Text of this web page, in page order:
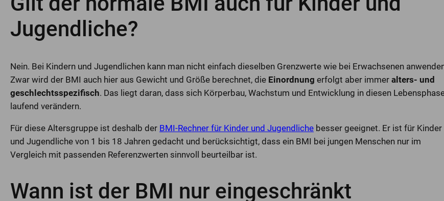
Jugendliche?
Nein. Bei Kindern und Jugendlichen kann man nicht einfach dieselben Grenzwerte wie bei Erwachsenen
Zwar wird der BMI auch hier aus Gewicht und Größe berechnet, die Einordnung erfolgt aber immer alters- und
geschlechtsspezifisch. Das liegt daran, dass sich Körperbau, Wachstum und Entwicklung in diesen
laufend verändern.
Für diese Altersgruppe ist deshalb der BMI-Rechner für Kinder und Jugendliche besser geeignet. Er ist für Kinder
und Jugendliche von 1 bis 18 Jahren gedacht und berücksichtigt, dass ein BMI bei jungen Menschen nur im
Vergleich mit passenden Referenzwerten sinnvoll beurteilbar ist.
Wann ist der BMI nur eingeschränkt